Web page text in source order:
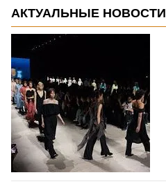
АКТУАЛЬНЫЕ НОВОСТИ